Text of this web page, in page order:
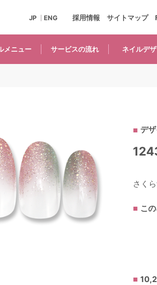
メニュー サービスの流れ ネイルデ
採用情報 サイトマップ
JP ENG
デ
さく
こ